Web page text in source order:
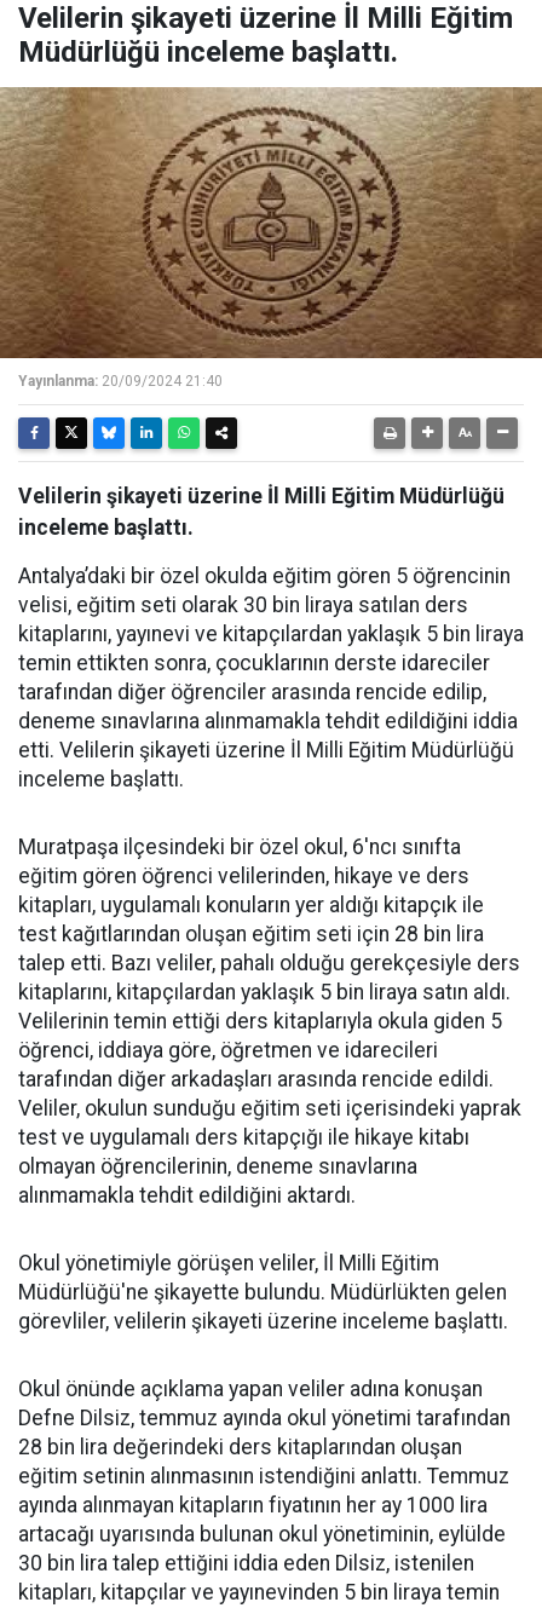
Velilerin şikayeti üzerine İl Milli Eğitim
Müdürlüğü inceleme başlattı.
Yayınlanma: 20/09/2024 21:40
Velilerin şikayeti üzerine İl Milli Eğitim Müdürlüğü
inceleme başlattı.
Antalya’daki bir özel okulda eğitim gören 5 öğrencinin
velisi, eğitim seti olarak 30 bin liraya satılan ders
kitaplarını, yayınevi ve kitapçılardan yaklaşık 5 bin liraya
temin ettikten sonra, çocuklarının derste idareciler
tarafından diğer öğrenciler arasında rencide edilip,
deneme sınavlarına alınmamakla tehdit edildiğini iddia
etti. Velilerin şikayeti üzerine İl Milli Eğitim Müdürlüğü
inceleme başlattı.
Muratpaşa ilçesindeki bir özel okul, 6'ncı sınıfta
eğitim gören öğrenci velilerinden, hikaye ve ders
kitapları, uygulamalı konuların yer aldığı kitapçık ile
test kağıtlarından oluşan eğitim seti için 28 bin lira
talep etti. Bazı veliler, pahalı olduğu gerekçesiyle ders
kitaplarını, kitapçılardan yaklaşık 5 bin liraya satın aldı.
Velilerinin temin ettiği ders kitaplarıyla okula giden 5
öğrenci, iddiaya göre, öğretmen ve idarecileri
tarafından diğer arkadaşları arasında rencide edildi.
Veliler, okulun sunduğu eğitim seti içerisindeki yaprak
test ve uygulamalı ders kitapçığı ile hikaye kitabı
olmayan öğrencilerinin, deneme sınavlarına
alınmamakla tehdit edildiğini aktardı.
Okul yönetimiyle görüşen veliler, İl Milli Eğitim
Müdürlüğü'ne şikayette bulundu. Müdürlükten gelen
görevliler, velilerin şikayeti üzerine inceleme başlattı.
Okul önünde açıklama yapan veliler adına konuşan
Defne Dilsiz, temmuz ayında okul yönetimi tarafından
28 bin lira değerindeki ders kitaplarından oluşan
eğitim setinin alınmasının istendiğini anlattı. Temmuz
ayında alınmayan kitapların fiyatının her ay 1000 lira
artacağı uyarısında bulunan okul yönetiminin, eylülde
30 bin lira talep ettiğini iddia eden Dilsiz, istenilen
kitapları, kitapçılar ve yayınevinden 5 bin liraya temin